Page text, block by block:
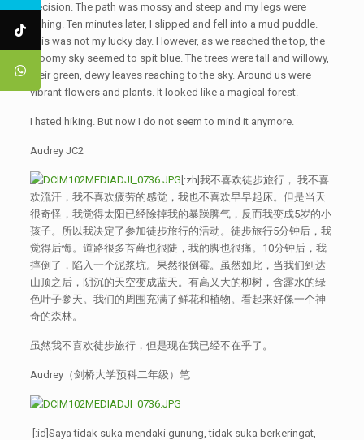
decision. The path was mossy and steep and my legs were
aching. Ten minutes later, I slipped and fell into a mud puddle.
This was not my lucky day. However, as we reached the top, the
gloomy sky seemed to spit blue. The trees were tall and willowy,
their green, dewy leaves reaching to the sky. Around us were
vibrant flowers and plants. It looked like a magical forest.
I hated hiking. But now I do not seem to mind it anymore.
Audrey JC2
[:zh]我不喜欢徒步旅行， 我不喜
欢流汗，我不喜欢疲劳的感觉，我也不喜欢早早起床。但是当天
很奇怪，我觉得太阳已经除掉我的暴躁脾气，反而我变成5岁的小
孩子。所以我决定了参加徒步旅行的活动。徒步旅行5分钟后，我
觉得后悔。道路很多苔藓也很陡，我的脚也很痛。10分钟后，我
摔倒了，陷入一个泥浆坑。果然很倒霉。虽然如此，当我们到达
山顶之后，阴沉的天空变成蓝天。有高又大的柳树，含露水的绿
色叶子参天。我们的周围充满了鲜花和植物。看起来好像一个神
奇的森林。
虽然我不喜欢徒步旅行，但是现在我已经不在乎了。
Audrey（剑桥大学预科二年级）笔
[:id]Saya tidak suka mendaki gunung, tidak suka berkeringat,